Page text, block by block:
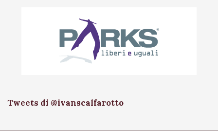
Tweets di @ivanscalfarotto